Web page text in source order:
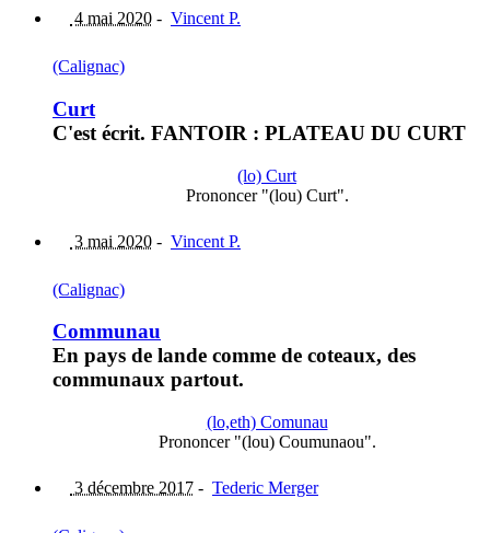
4 mai 2020 - Vincent P.
(Calignac)
Curt
C'est écrit. FANTOIR : PLATEAU DU CURT
(lo) Curt
Prononcer "(lou) Curt".
3 mai 2020 - Vincent P.
(Calignac)
Communau
En pays de lande comme de coteaux, des
communaux partout.
(lo,eth) Comunau
Prononcer "(lou) Coumunaou".
3 décembre 2017 - Tederic Merger